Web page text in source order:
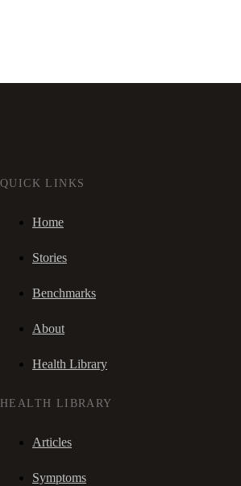
QUICK LINKS
Home
Stories
Benchmarks
About
Health Library
HEALTH LIBRARY
Articles
Symptoms